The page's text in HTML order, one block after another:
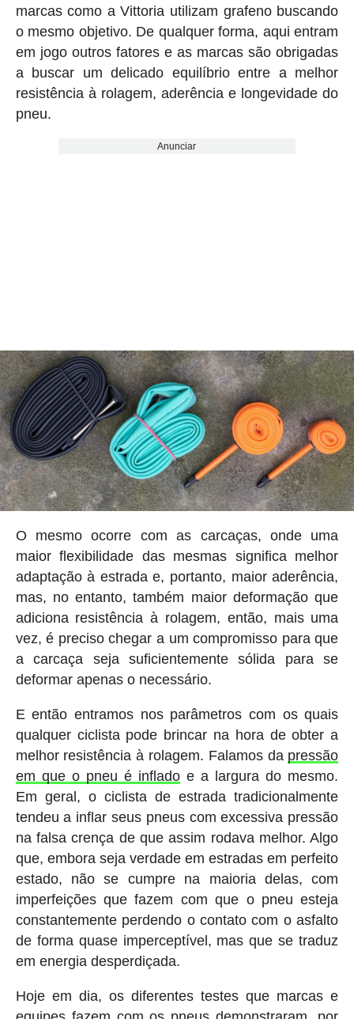
marcas como a Vittoria utilizam grafeno buscando
o mesmo objetivo. De qualquer forma, aqui entram
em jogo outros fatores e as marcas são obrigadas
a buscar um delicado equilíbrio entre a melhor
resistência à rolagem, aderência e longevidade do
pneu.
Anunciar
O mesmo ocorre com as carcaças, onde uma
maior flexibilidade das mesmas significa melhor
adaptação à estrada e, portanto, maior aderência,
mas, no entanto, também maior deformação que
adiciona resistência à rolagem, então, mais uma
vez, é preciso chegar a um compromisso para que
a carcaça seja suficientemente sólida para se
deformar apenas o necessário.
E então entramos nos parâmetros com os quais
qualquer ciclista pode brincar na hora de obter a
melhor resistência à rolagem. Falamos da pressão
em que o pneu é infladoe a largura do mesmo.
Em geral, o ciclista de estrada tradicionalmente
tendeu a inflar seus pneus com excessiva pressão
na falsa crença de que assim rodava melhor. Algo
que, embora seja verdade em estradas em perfeito
estado, não se cumpre na maioria delas, com
imperfeições que fazem com que o pneu esteja
constantemente perdendo o contato com o asfalto
de forma quase imperceptível, mas que se traduz
em energia desperdiçada.
Hoje em dia, os diferentes testes que marcas e